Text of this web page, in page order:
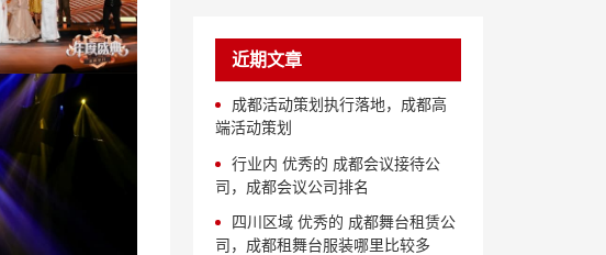
近期文章
成都活动策划执行落地，成都高
端活动策划
行业内 优秀的 成都会议接待公
司，成都会议公司排名
四川区域 优秀的 成都舞台租赁公
司，成都租舞台服装哪里比较多